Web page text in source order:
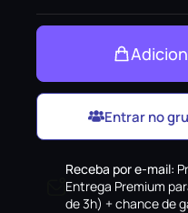
Entrar no
Receba por e-mail:
Entrega Premium
de 3h) + chance de